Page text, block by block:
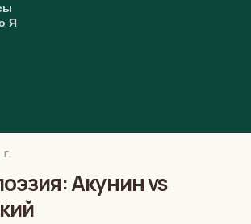
Я
Акунин vs